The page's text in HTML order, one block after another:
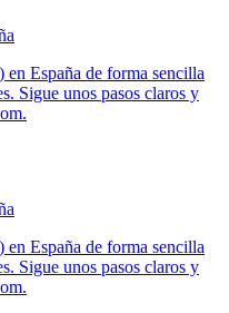
España de forma sencilla
Sigue unos pasos claros y
España de forma sencilla
Sigue unos pasos claros y